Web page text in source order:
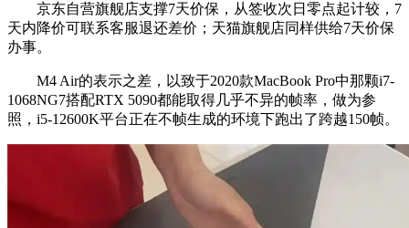
京东自营旗舰店支撑7天价保，从签收次日零点起计较，7
天内降价可联系客服退还差价；天猫旗舰店同样供给7天价保
办事。
M4 Air的表示之差，以致于2020款MacBook Pro中那颗i7-
1068NG7搭配RTX 5090都能取得几乎不异的帧率，做为参
照，i5-12600K平台正在不帧生成的环境下跑出了跨越150帧。